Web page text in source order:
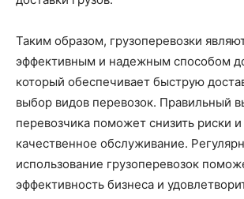
Таким образом, грузоперевозки
эффективным и надежным способом
который обеспечивает быструю
выбор видов перевозок. Правильный
перевозчика поможет снизить риски
качественное обслуживание.
использование грузоперевозок
эффективность бизнеса и